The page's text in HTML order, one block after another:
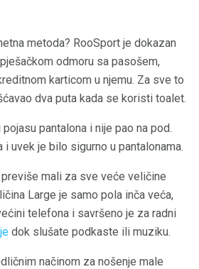
metoda? RooSport je dokazan
odmoru sa pasošem,
karticom u njemu. Za sve to
dva puta kada se koristi toalet.
pantalona i nije pao na pod.
uvek je bilo sigurno u pantalonama.
mali za sve veće veličine
Large je samo pola inča veća,
telefona i savršeno je za radni
dok slušate podkaste ili muziku.
načinom za nošenje male